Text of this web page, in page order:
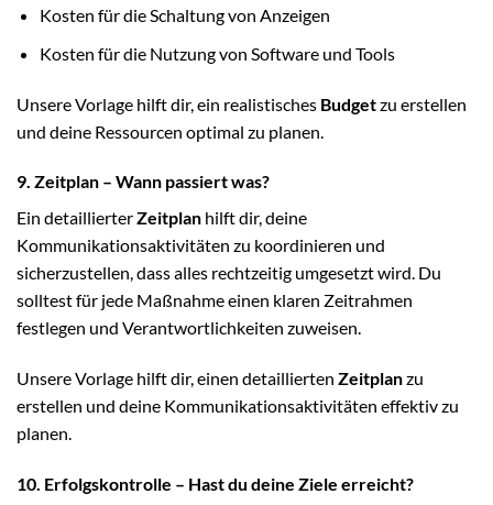
Kosten für die Schaltung von Anzeigen
Kosten für die Nutzung von Software und Tools
Unsere Vorlage hilft dir, ein realistisches Budgetzu erstellen
und deine Ressourcen optimal zu planen.
9. Zeitplan – Wann passiert was?
Ein detaillierterZeitplan hilft dir, deine
Kommunikationsaktivitäten zu koordinieren und
sicherzustellen, dass alles rechtzeitig umgesetzt wird. Du
solltest für jede Maßnahme einen klaren Zeitrahmen
festlegen und Verantwortlichkeiten zuweisen.
Unsere Vorlage hilft dir, einen detaillierten Zeitplanzu
erstellen und deine Kommunikationsaktivitäten effektiv zu
planen.
10. Erfolgskontrolle – Hast du deine Ziele erreicht?